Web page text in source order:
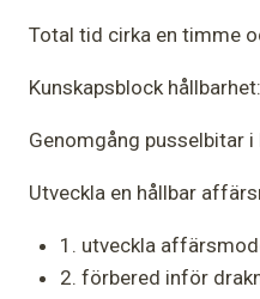
Total tid cirka en timme
Kunskapsblock
Genomgång pusselbitar i
Utveckla en hållbar
1. utveckla
2. förbered inför